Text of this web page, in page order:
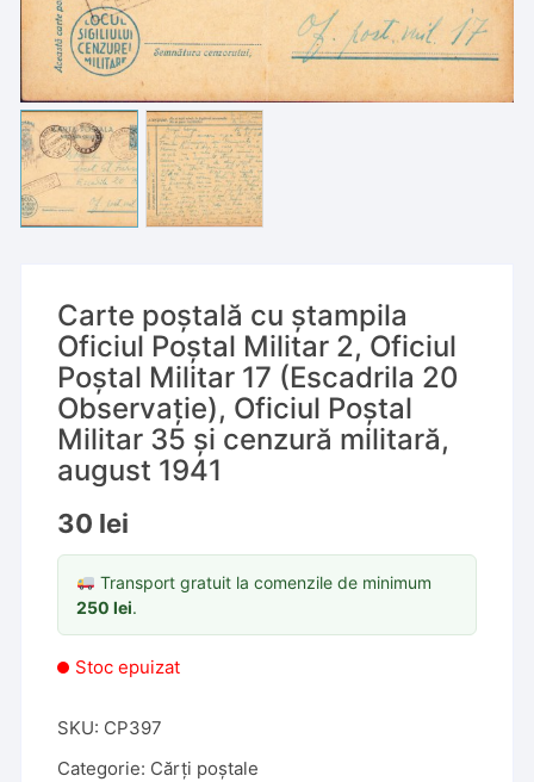
Carte poștală cu ștampila
Oficiul Poștal Militar 2, Oficiul
Poștal Militar 17 (Escadrila 20
Observație), Oficiul Poștal
Militar 35 și cenzură militară,
august 1941
30 lei
Transport gratuit la comenzile de minimum
250lei.
Stoc epuizat
SKU: CP397
Categorie: Cărți poștale